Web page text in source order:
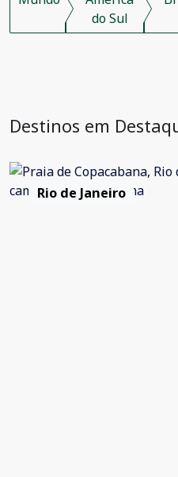
do Sul
Destinos em
Rio de Janeiro